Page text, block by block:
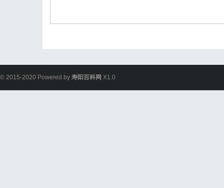
© 2015-2020 Powered by 寿阳百科网 X1.0